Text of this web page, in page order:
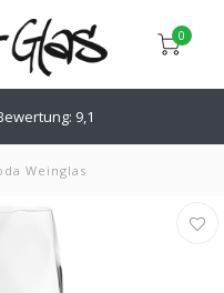
0
9,1
Weinglas